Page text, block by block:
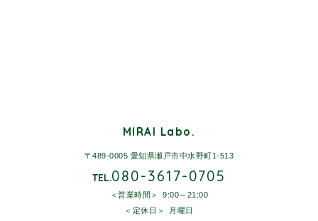
MIRAI Labo.
〒489-0005 愛知県瀬戸市中水野町1-513
TEL.080-3617-0705
営業時間
9:00～21:00
定休日
月曜日